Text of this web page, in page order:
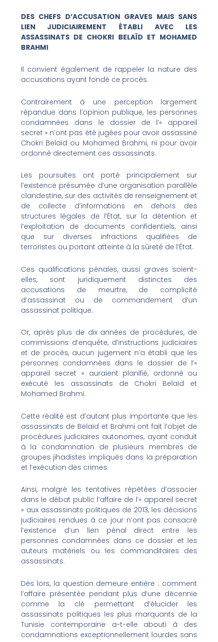
DES CHEFS D’ACCUSATION GRAVES MAIS SANS
LIEN JUDICIAIREMENT ÉTABLI AVEC LES
ASSASSINATS DE CHOKRI BELAÏD ET MOHAMED
BRAHMI
Il convient également de rappeler la nature des
accusations ayant fondé ce procès.
Contrairement à une perception largement
répandue dans l’opinion publique, les personnes
condamnées dans le dossier de l’« appareil
secret » n’ont pas été jugées pour avoir assassiné
Chokri Belaïd ou Mohamed Brahmi, ni pour avoir
ordonné directement ces assassinats.
Les poursuites ont porté principalement sur
l’existence présumée d’une organisation parallèle
clandestine, sur des activités de renseignement et
de collecte d’informations en dehors des
structures légales de l’État, sur la détention et
l’exploitation de documents confidentiels, ainsi
que sur diverses infractions qualifiées de
terroristes ou portant atteinte à la sûreté de l’État.
Ces qualifications pénales, aussi graves soient-
elles, sont juridiquement distinctes des
accusations de meurtre, de complicité
d’assassinat ou de commandement d’un
assassinat politique.
Or, après plus de dix années de procédures, de
commissions d’enquête, d’instructions judiciaires
et de procès, aucun jugement n’a établi que les
personnes condamnées dans le dossier de l’«
appareil secret » auraient planifié, ordonné ou
exécuté les assassinats de Chokri Belaïd et
Mohamed Brahmi.
Cette réalité est d’autant plus importante que les
assassinats de Belaïd et Brahmi ont fait l’objet de
procédures judiciaires autonomes, ayant conduit
à la condamnation de plusieurs membres de
groupes jihadistes impliqués dans la préparation
et l’exécution des crimes.
Ainsi, malgré les tentatives répétées d’associer
dans le débat public l’affaire de l’« appareil secret
» aux assassinats politiques de 2013, les décisions
judiciaires rendues à ce jour n’ont pas consacré
l’existence d’un lien pénal direct entre les
personnes condamnées dans ce dossier et les
auteurs matériels ou les commanditaires des
assassinats.
Dès lors, la question demeure entière : comment
l’affaire présentée pendant plus d’une décennie
comme la clé permettant d’élucider les
assassinats politiques les plus marquants de la
Tunisie contemporaine a-t-elle abouti à des
condamnations exceptionnellement lourdes sans